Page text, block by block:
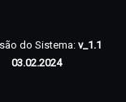
do Sistema:v_1.1
03.02.2024